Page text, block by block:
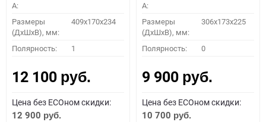
A:
Размеры
(ДхШхВ), мм:
409x170x234
Полярность: 1
12 100 руб.
Цена без ECOном скидки:
12 900 руб.
A:
Размеры
(ДхШхВ), мм:
306x173x225
Полярность: 0
9 900 руб.
Цена без ECOном скидки:
10 700 руб.